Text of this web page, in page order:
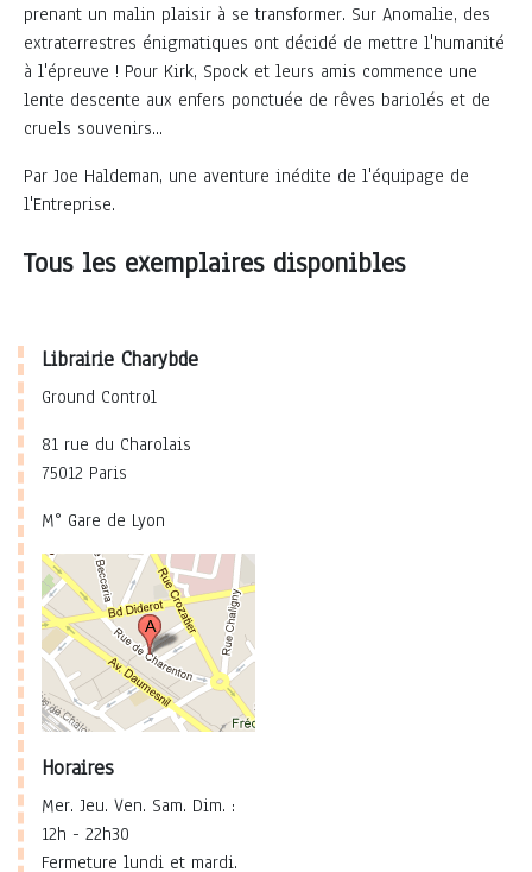
prenant un malin plaisir à se transformer. Sur Anomalie, des
extraterrestres énigmatiques ont décidé de mettre l'humanité
à l'épreuve ! Pour Kirk, Spock et leurs amis commence une
lente descente aux enfers ponctuée de rêves bariolés et de
cruels souvenirs...
Par Joe Haldeman, une aventure inédite de l'équipage de
l'Entreprise.
Tous les exemplaires disponibles
Librairie Charybde
Ground Control
81 rue du Charolais
75012 Paris
M° Gare de Lyon
Horaires
Mer. Jeu. Ven. Sam. Dim. :
12h - 22h30
Fermeture lundi et mardi.